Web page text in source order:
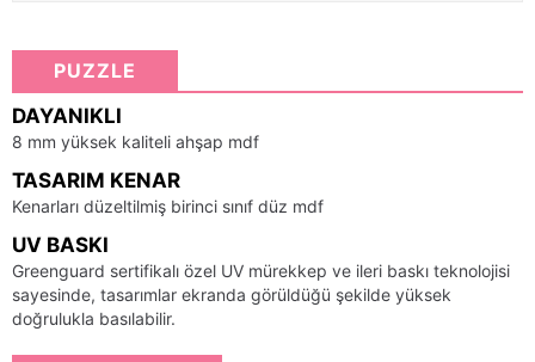
PUZZLE
DAYANIKLI
8 mm yüksek kaliteli ahşap mdf
TASARIM KENAR
Kenarları düzeltilmiş birinci sınıf düz mdf
UV BASKI
Greenguard sertifikalı özel UV mürekkep ve ileri baskı teknolojisi
sayesinde, tasarımlar ekranda görüldüğü şekilde yüksek
doğrulukla basılabilir.